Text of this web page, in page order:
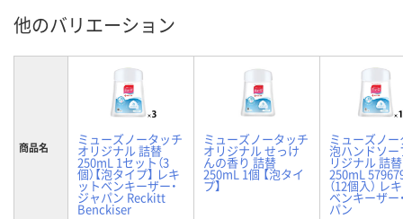
他のバリエーション
商品名 ミューズノータッチ
オリジナル 詰替
250mL 1セット（3
個）【泡タイプ】 レキ
ットベンキーザー・
ジャパン Reckitt
Benckiser
ミューズノータッチ
オリジナル せっけ
んの香り 詰替
250mL 1個 【泡タイ
プ】
ミューズノ
泡ハンドソー
リジナル 詰替
250mL
（12個入） レ
ベンキーザー
パン